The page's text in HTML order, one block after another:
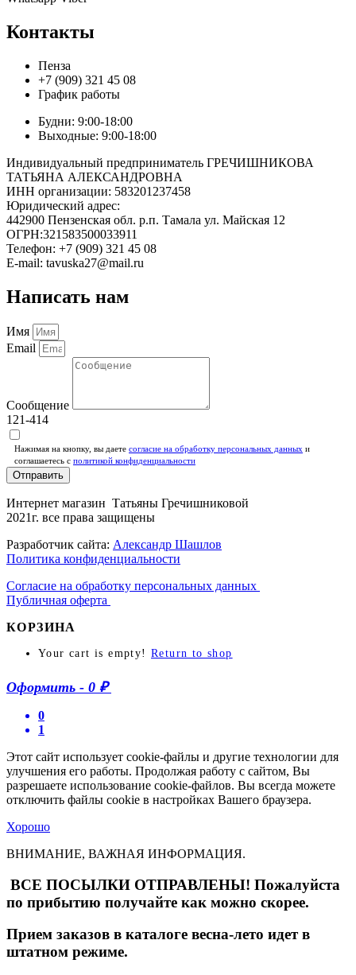
Контакты
Пенза
+7 (909) 321 45 08
График работы
Будни: 9:00-18:00
Выходные: 9:00-18:00
Индивидуальный предприниматель ГРЕЧИШНИКОВА
ТАТЬЯНА АЛЕКСАНДРОВНА
ИНН организации: 583201237458
Юридический адрес:
442900 Пензенская обл. р.п. Тамала ул. Майская 12
ОГРН:321583500033911
Телефон: +7 (909) 321 45 08
E-mail: tavuska27@mail.ru
Написать нам
Имя
Email
Сообщение
121-414
Нажимая на кнопку, вы даете согласие на обработку персональных данных и
соглашаетесь c политикой конфиденциальности
Отправить
Интернет магазин Татьяны Гречишниковой
2021г. все права защищены
Разработчик сайта: Александр Шашлов
Политика конфиденциальности
Согласие на обработку персональных данных
Публичная оферта
КОРЗИНА
Your cart is empty! Return to shop
Оформить - 0 ₽
0
1
Этот сайт использует cookie-файлы и другие технологии для
улучшения его работы. Продолжая работу с сайтом, Вы
разрешаете использование cookie-файлов. Вы всегда можете
отключить файлы cookie в настройках Вашего браузера.
Хорошо
ВНИМАНИЕ, ВАЖНАЯ ИНФОРМАЦИЯ.
ВСЕ ПОСЫЛКИ ОТПРАВЛЕНЫ! Пожалуйста
по прибытию получайте как можно скорее.
Прием заказов в каталоге весна-лето идет в
штатном режиме.